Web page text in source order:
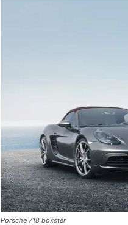
Porsche 718 boxster